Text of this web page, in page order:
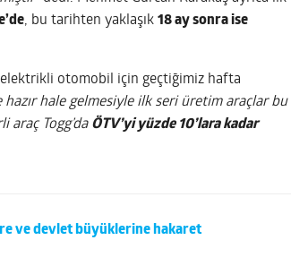
, bu tarihten yaklaşık 18 ay sonra ise
otomobil için geçtiğimiz hafta
hazır hale gelmesiyle ilk seri üretim araçlar bu
araç Togg’da ÖTV’yi yüzde 10’lara kadar
ve devlet büyüklerine hakaret